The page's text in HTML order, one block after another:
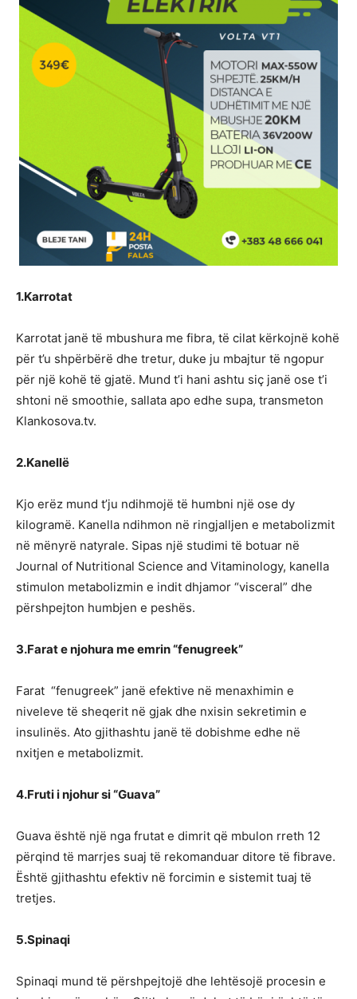
1.Karrotat
Karrotat janë të mbushura me fibra, të cilat kërkojnë kohë
për t’u shpërbërë dhe tretur, duke ju mbajtur të ngopur
për një kohë të gjatë. Mund t’i hani ashtu siç janë ose t’i
shtoni në smoothie, sallata apo edhe supa, transmeton
Klankosova.tv.
2.Kanellë
Kjo erëz mund t’ju ndihmojë të humbni një ose dy
kilogramë. Kanella ndihmon në ringjalljen e metabolizmit
në mënyrë natyrale. Sipas një studimi të botuar në
Journal of Nutritional Science and Vitaminology, kanella
stimulon metabolizmin e indit dhjamor “visceral” dhe
përshpejton humbjen e peshës.
3.Farat e njohura me emrin “fenugreek”
Farat “fenugreek” janë efektive në menaxhimin e
niveleve të sheqerit në gjak dhe nxisin sekretimin e
insulinës. Ato gjithashtu janë të dobishme edhe në
nxitjen e metabolizmit.
4.Fruti i njohur si “Guava”
Guava është një nga frutat e dimrit që mbulon rreth 12
përqind të marrjes suaj të rekomanduar ditore të fibrave.
Është gjithashtu efektiv në forcimin e sistemit tuaj të
tretjes.
5.Spinaqi
Spinaqi mund të përshpejtojë dhe lehtësojë procesin e